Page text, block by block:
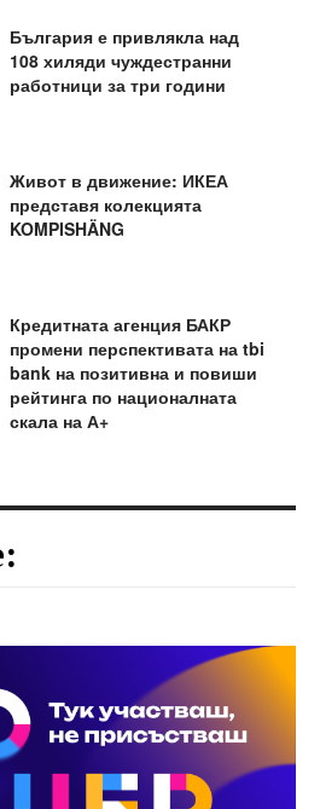
България е привлякла над
108 хиляди чуждестранни
работници за три години
Живот в движение: ИКЕА
представя колекцията
KOMPISHÄNG
Кредитната агенция БАКР
промени перспективата на tbi
bank на позитивна и повиши
рейтинга по националната
скала на А+